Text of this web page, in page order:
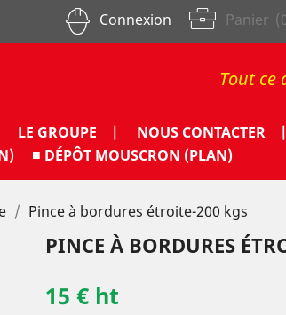
Connexion Panier
Tout ce
LE GROUPE | NOUS CONTACTER |
■ DÉPÔT MOUSCRON (PLAN)
Pince à bordures étroite-200 kgs
PINCE À BORDURES
15 € ht